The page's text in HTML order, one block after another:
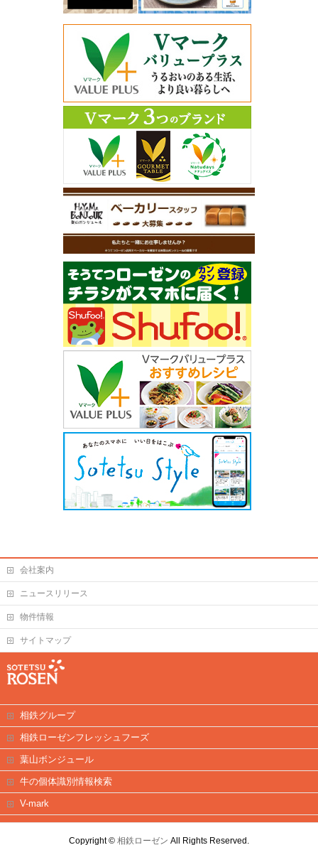
会社案内
ニュースリリース
物件情報
サイトマップ
相鉄グループ
相鉄ローゼンフレッシュフーズ
葉山ボンジュール
牛の個体識別情報検索
V-mark
Copyright © 相鉄ローゼン All Rights Reserved.